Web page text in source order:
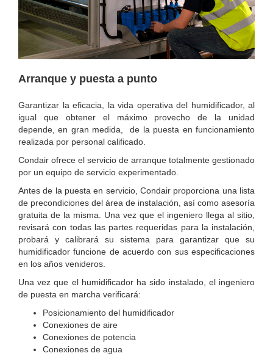
Arranque y puesta a punto
Garantizar la eficacia, la vida operativa del humidificador, al
igual que obtener el máximo provecho de la unidad
depende, en gran medida, de la puesta en funcionamiento
realizada por personal calificado.
Condair ofrece el servicio de arranque totalmente gestionado
por un equipo de servicio experimentado.
Antes de la puesta en servicio, Condair proporciona una lista
de precondiciones del área de instalación, así como asesoría
gratuita de la misma. Una vez que el ingeniero llega al sitio,
revisará con todas las partes requeridas para la instalación,
probará y calibrará su sistema para garantizar que su
humidificador funcione de acuerdo con sus especificaciones
en los años venideros.
Una vez que el humidificador ha sido instalado, el ingeniero
de puesta en marcha verificará:
Posicionamiento del humidificador
Conexiones de aire
Conexiones de potencia
Conexiones de agua